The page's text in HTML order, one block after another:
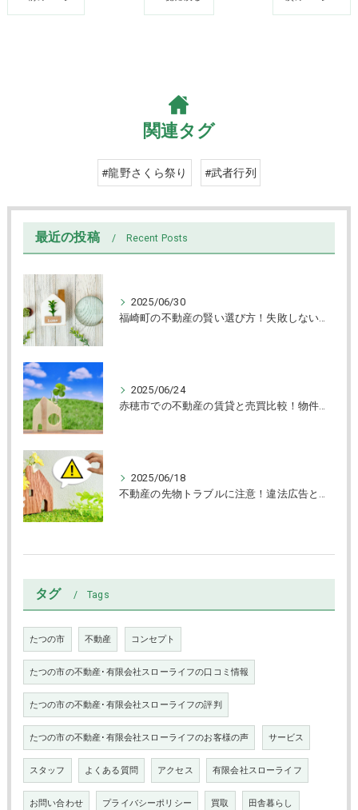
関連タグ
#龍野さくら祭り #武者行列
最近の投稿 Recent Posts
2025/06/30
福崎町の不動産の賢い選び方！失敗しない売買と物件チェック術解説
2025/06/24
赤穂市での不動産の賃貸と売買比較！物件タイプ別選び方ガイド
2025/06/18
不動産の先物トラブルに注意！違法広告と賃貸物件の見抜き方
タグ Tags
たつの市 不動産 コンセプト
たつの市の不動産･有限会社スローライフの口コミ情報
たつの市の不動産･有限会社スローライフの評判
たつの市の不動産･有限会社スローライフのお客様の声 サービス
スタッフ よくある質問 アクセス 有限会社スローライフ
お問い合わせ プライバシーポリシー 買取 田舎暮らし